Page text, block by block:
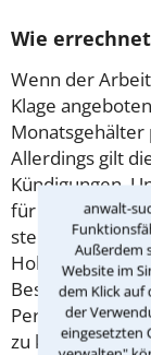
anwalt-
Außerdem
Website im
dem Klick auf
der
eingesetzten
Wie
Wenn der
Klage
Monatsgehälter
Allerdings gilt
Kündigungen.
für eine
stehen auch die
Hohe
Personalräte
zu kündigen.